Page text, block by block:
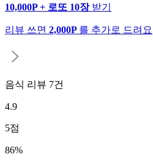
10,000P + 로또 10장 받기
리뷰 쓰면 2,000P 를 추가로 드려요
음식 리뷰 7건
4.9
5점
86%